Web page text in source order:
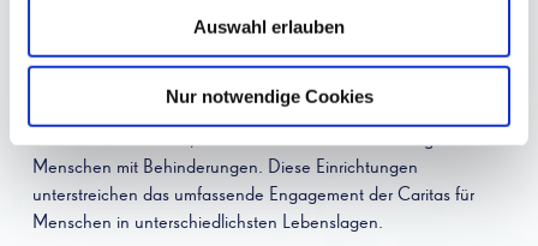
Auswahl erlauben
Nur notwendige Cookies
Übernachtungsplätzen unterstützt.
Des Weiteren betreibt die Caritas stationäre Einrichtungen wie
Krankenhäuser, Krankenheime, Kinder- und Jugendheime,
Menschen mit Behinderungen. Diese Einrichtungen
unterstreichen das umfassende Engagement der Caritas für
Menschen in unterschiedlichsten Lebenslagen.